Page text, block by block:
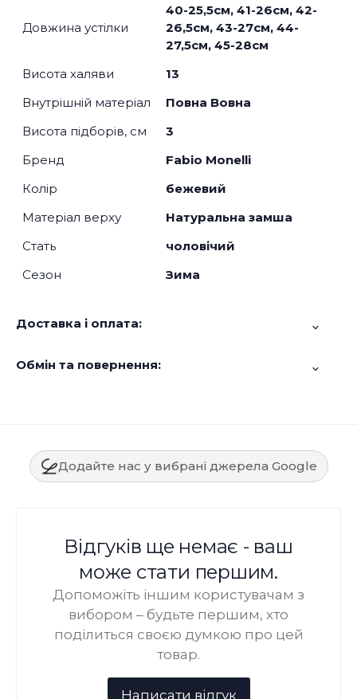
Довжина устілки
40-25,5см, 41-26см, 42-
26,5см, 43-27см, 44-
27,5см, 45-28см
Висота халяви
13
Внутрішній матеріал
Повна Вовна
Висота підборів, см
3
Бренд
Fabio Monelli
Колір
бежевий
Матеріал верху
Натуральна замша
Стать
чоловічий
Сезон
Зима
Доставка і оплата:
Обмін та повернення:
Додайте нас у вибрані джерела Google
Відгуків ще немає - ваш
може стати першим.
Допоможіть іншим користувачам з
вибором – будьте першим, хто
поділиться своєю думкою про цей
товар.